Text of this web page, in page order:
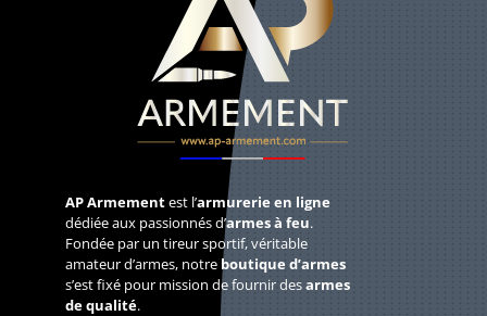
AP Armementest l’armurerie en ligne
dédiée aux passionnés d’armes à feu.
Fondée par un tireur sportif, véritable
amateur d’armes, notre boutique d’armes
s’est fixé pour mission de fournir desarmes
de qualité.